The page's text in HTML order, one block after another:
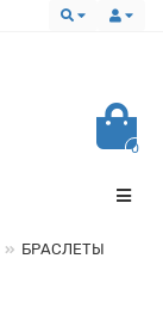
0
БРАСЛЕТЫ